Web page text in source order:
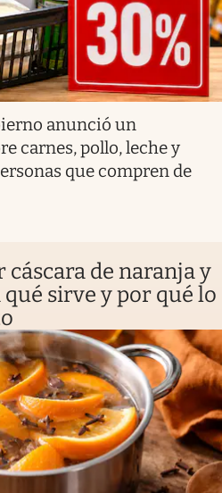
anunció un
carnes, pollo, leche y
que compren de
cáscara de naranja y
sirve y por qué lo